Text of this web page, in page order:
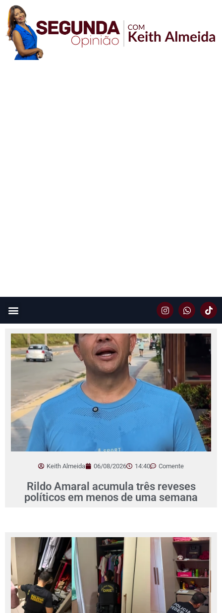
Keith Almeida 06/08/2026 14:40 Comente
Rildo Amaral acumula três reveses
políticos em menos de uma semana